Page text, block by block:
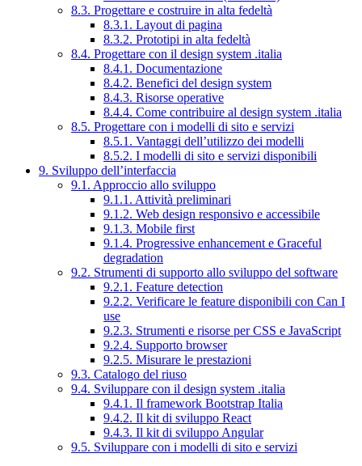
8.3. Progettare e costruire in alta fedeltà
8.3.1. Layout di pagina
8.3.2. Prototipi in alta fedeltà
8.4. Progettare con il design system .italia
8.4.1. Documentazione
8.4.2. Benefici del design system
8.4.3. Risorse operative
8.4.4. Come contribuire al design system .italia
8.5. Progettare con i modelli di sito e servizi
8.5.1. Vantaggi dell’utilizzo dei modelli
8.5.2. I modelli di sito e servizi disponibili
9. Sviluppo dell’interfaccia
9.1. Approccio allo sviluppo
9.1.1. Attività preliminari
9.1.2. Web design responsivo e accessibile
9.1.3. Mobile first
9.1.4. Progressive enhancement e Graceful
degradation
9.2. Strumenti di supporto allo sviluppo del software
9.2.1. Feature detection
9.2.2. Verificare le feature disponibili con Can I
use
9.2.3. Strumenti e risorse per CSS e JavaScript
9.2.4. Supporto browser
9.2.5. Misurare le prestazioni
9.3. Catalogo del riuso
9.4. Sviluppare con il design system .italia
9.4.1. Il framework Bootstrap Italia
9.4.2. Il kit di sviluppo React
9.4.3. Il kit di sviluppo Angular
9.5. Sviluppare con i modelli di sito e servizi